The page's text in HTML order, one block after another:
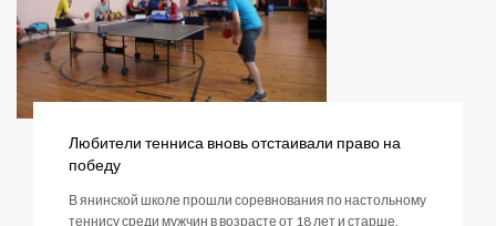
Любители тенниса вновь отстаивали право на
победу
В янинской школе прошли соревнования по настольному
теннису среди мужчин в возрасте от 18 лет и старше.